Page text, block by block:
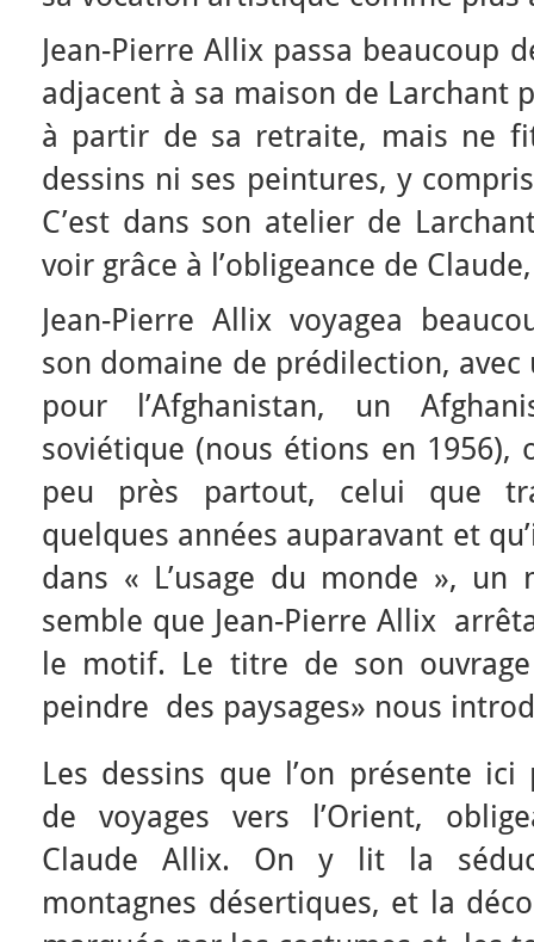
Jean-Pierre Allix passa beaucoup
adjacent à sa maison de Larchant
à partir de sa retraite, mais ne
dessins ni ses peintures, y
C’est dans son atelier de
voir grâce à l’obligeance de
Jean-Pierre Allix voyagea
son domaine de prédilection,
pour l’Afghanistan, un
soviétique (nous étions en 1956),
peu près partout, celui que
quelques années auparavant et
dans « L’usage du monde », un
semble que Jean-Pierre Allix
le motif. Le titre de son
peindre des paysages» nous
Les dessins que l’on présente
de voyages vers l’Orient,
Claude Allix. On y lit la
montagnes désertiques, et la